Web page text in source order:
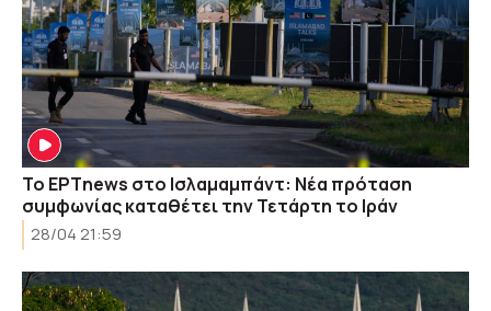
Το ΕΡΤnews στο Ισλαμαμπάντ: Νέα πρόταση
συμφωνίας καταθέτει την Τετάρτη το Ιράν
28/04 21:59